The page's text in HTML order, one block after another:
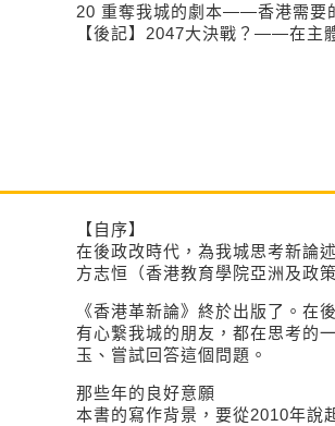
20 重奪我城的劇本——香港需要
【後記】2047大決戰？——在主
【自序】
在後政改時代，為我城思考新論述
方志恒（香港教育學院亞洲及政
《香港革新論》終於出版了。在
有心繋我城的朋友，都在思考的
玉、嘗試回答這個問題。
那些年的良好意願
本書的寫作背景，要從2010年說